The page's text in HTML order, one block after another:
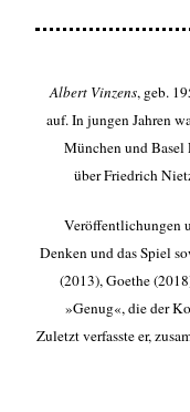
Albert Vinzens, geb.
auf. In jungen Jahren
München und
über Friedrich
Veröffentlichungen
Denken und das Spiel
(2013), Goethe
»Genug«, die der
Zuletzt verfasste er,